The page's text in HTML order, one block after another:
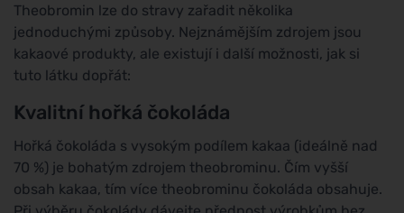
Theobromin lze do stravy zařadit několika
jednoduchými způsoby. Nejznámějším zdrojem jsou
kakaové produkty, ale existují i další možnosti, jak si
tuto látku dopřát:
Kvalitní hořká čokoláda
Hořká čokoláda s vysokým podílem kakaa (ideálně nad
70 %) je bohatým zdrojem theobrominu. Čím vyšší
obsah kakaa, tím více theobrominu čokoláda obsahuje.